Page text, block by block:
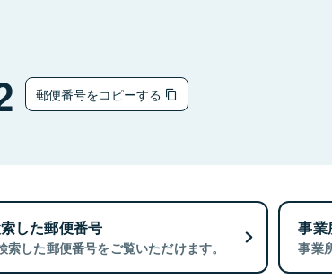
郵便番号をコピーする
した郵便番号
索した郵便番号をご覧いただけます。
事業
事業